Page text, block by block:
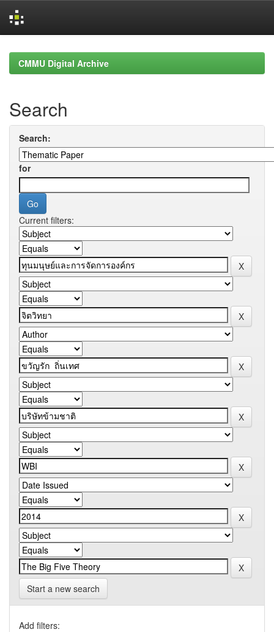
navigationCMMU Digital Archive
Search
Search:
for
Current filters:
Start a new search
Add filters: